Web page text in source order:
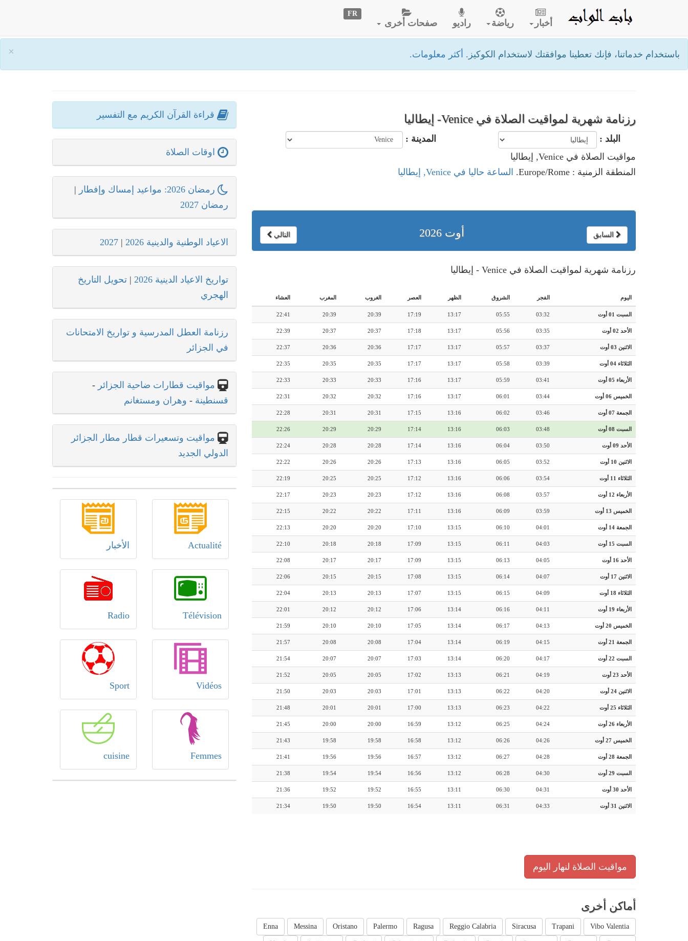
× باستخدام خدماتنا، فإنك تعطينا موافقتك لاستخدام الكوكيز. أكثر معلومات.
أخبار رياضة راديو صفحات أخرى
FR
رزنامة شهرية لمواقيت الصلاة في Venice- إيطاليا
البلد :
المدينة :
مواقيت الصلاة في Venice, إيطاليا
المنطقة الزمنية : Europe/Rome.
الساعة حاليا في Venice, إيطاليا
السابق أوت 2026 التالي
رزنامة شهرية لمواقيت الصلاة في Venice - إيطاليا
اليوم الفجر الشروق الظهر العصر الغروب المغرب العشاء
السبت 01 أوت 03:32
05:55
13:17
17:19
20:39
20:39
22:41
الأحد 02 أوت 03:35
05:56
13:17
17:18
20:37
20:37
22:39
الاثنين 03 أوت 03:37
05:57
13:17
17:17
20:36
20:36
22:37
الثلاثاء 04 أوت 03:39
05:58
13:17
17:17
20:35
20:35
22:35
الأربعاء 05 أوت 03:41
05:59
13:17
17:16
20:33
20:33
22:33
الخميس 06 أوت 03:44
06:01
13:17
17:16
20:32
20:32
22:31
الجمعة 07 أوت 03:46
06:02
13:16
17:15
20:31
20:31
22:28
السبت 08 أوت 03:48
06:03
13:16
17:14
20:29
20:29
22:26
الأحد 09 أوت 03:50
06:04
13:16
17:14
20:28
20:28
22:24
الاثنين 10 أوت 03:52
06:05
13:16
17:13
20:26
20:26
22:22
الثلاثاء 11 أوت 03:54
06:06
13:16
17:12
20:25
20:25
22:19
الأربعاء 12 أوت 03:57
06:08
13:16
17:12
20:23
20:23
22:17
الخميس 13 أوت 03:59
06:09
13:16
17:11
20:22
20:22
22:15
الجمعة 14 أوت 04:01
06:10
13:15
17:10
20:20
20:20
22:13
السبت 15 أوت 04:03
06:11
13:15
17:09
20:18
20:18
22:10
الأحد 16 أوت 04:05
06:13
13:15
17:09
20:17
20:17
22:08
الاثنين 17 أوت 04:07
06:14
13:15
17:08
20:15
20:15
22:06
الثلاثاء 18 أوت 04:09
06:15
13:15
17:07
20:13
20:13
22:04
الأربعاء 19 أوت 04:11
06:16
13:14
17:06
20:12
20:12
22:01
الخميس 20 أوت 04:13
06:17
13:14
17:05
20:10
20:10
21:59
الجمعة 21 أوت 04:15
06:19
13:14
17:04
20:08
20:08
21:57
السبت 22 أوت 04:17
06:20
13:14
17:03
20:07
20:07
21:54
الأحد 23 أوت 04:19
06:21
13:13
17:02
20:05
20:05
21:52
الاثنين 24 أوت 04:20
06:22
13:13
17:01
20:03
20:03
21:50
الثلاثاء 25 أوت 04:22
06:23
13:13
17:00
20:01
20:01
21:48
الأربعاء 26 أوت 04:24
06:25
13:12
16:59
20:00
20:00
21:45
الخميس 27 أوت 04:26
06:26
13:12
16:58
19:58
19:58
21:43
الجمعة 28 أوت 04:28
06:27
13:12
16:57
19:56
19:56
21:41
السبت 29 أوت 04:30
06:28
13:12
16:56
19:54
19:54
21:38
الأحد 30 أوت 04:31
06:30
13:11
16:55
19:52
19:52
21:36
الاثنين 31 أوت 04:33
06:31
13:11
16:54
19:50
19:50
21:34
مواقيت الصلاة لنهار اليوم
أماكن أخرى
Vibo Valentia
Trapani
Siracusa
Reggio Calabria
Ragusa
Palermo
Oristano
Messina
Enna
قراءة القرآن الكريم مع التفسير
اوقات الصلاة
رمضان 2026: مواعيد إمساك وإفطار
|
رمضان 2027
الاعياد الوطنية والدينية 2026 |
2027
تواريخ الاعياد الدينية 2026 | تحويل التاريخ
الهجري
رزنامة العطل المدرسية و تواريخ الامتحانات
في الجزائر
مواقيت قطارات ضاحية الجزائر -
قسنطينة - وهران ومستغانم
مواقيت وتسعيرات قطار مطار الجزائر
الدولي الجديد
Actualité الأخبار
Télévision
Radio
Vidéos
Sport
Femmes
cuisine